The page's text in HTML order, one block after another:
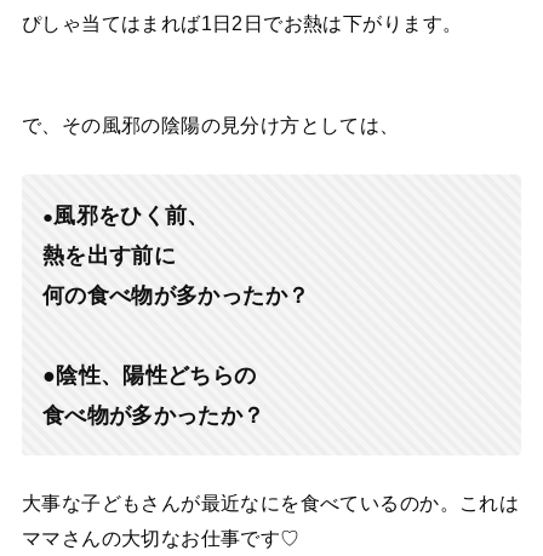
ぴしゃ当てはまれば1日2日でお熱は下がります。
で、その風邪の陰陽の見分け方としては、
●風邪をひく前、
熱を出す前に
何の食べ物が多かったか？
●陰性、陽性どちらの
食べ物が多かったか？
大事な子どもさんが最近なにを食べているのか。これは
ママさんの大切なお仕事です♡